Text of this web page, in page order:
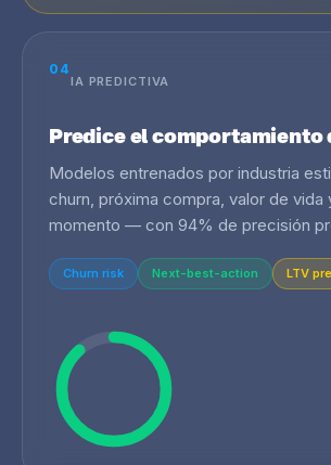
04
IA PREDICTIVA
Predice el comportamiento
Modelos entrenados por industria
churn, próxima compra, valor de vida
momento — con 94% de precisión
Churn risk Next-best-action LTV